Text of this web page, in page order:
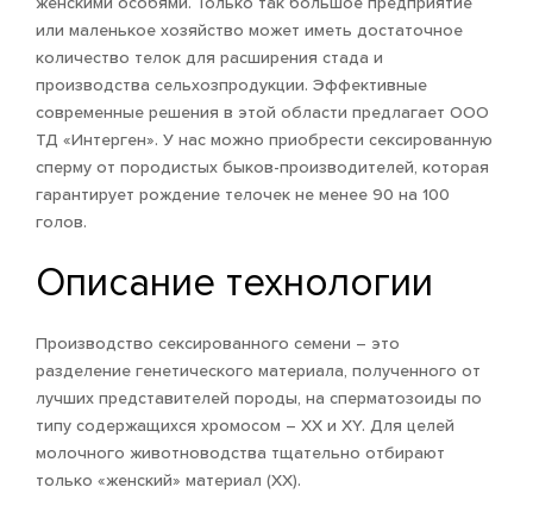
женскими особями. Только так большое предприятие
или маленькое хозяйство может иметь достаточное
количество телок для расширения стада и
производства сельхозпродукции. Эффективные
современные решения в этой области предлагает ООО
ТД «Интерген». У нас можно приобрести сексированную
сперму от породистых быков-производителей, которая
гарантирует рождение телочек не менее 90 на 100
голов.
Описание технологии
Производство сексированного семени – это
разделение генетического материала, полученного от
лучших представителей породы, на сперматозоиды по
типу содержащихся хромосом – ХХ и ХY. Для целей
молочного животноводства тщательно отбирают
только «женский» материал (ХХ).